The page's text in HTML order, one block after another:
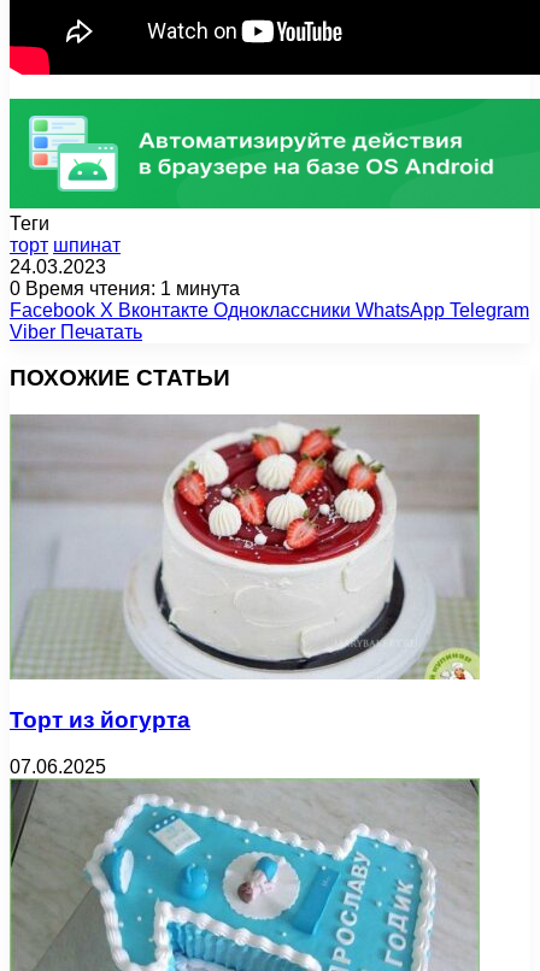
Теги
торт шпинат
24.03.2023
0 Время чтения: 1 минута
Facebook X Вконтакте Одноклассники WhatsApp Telegram
Viber Печатать
ПОХОЖИЕ СТАТЬИ
Торт из йогурта
07.06.2025